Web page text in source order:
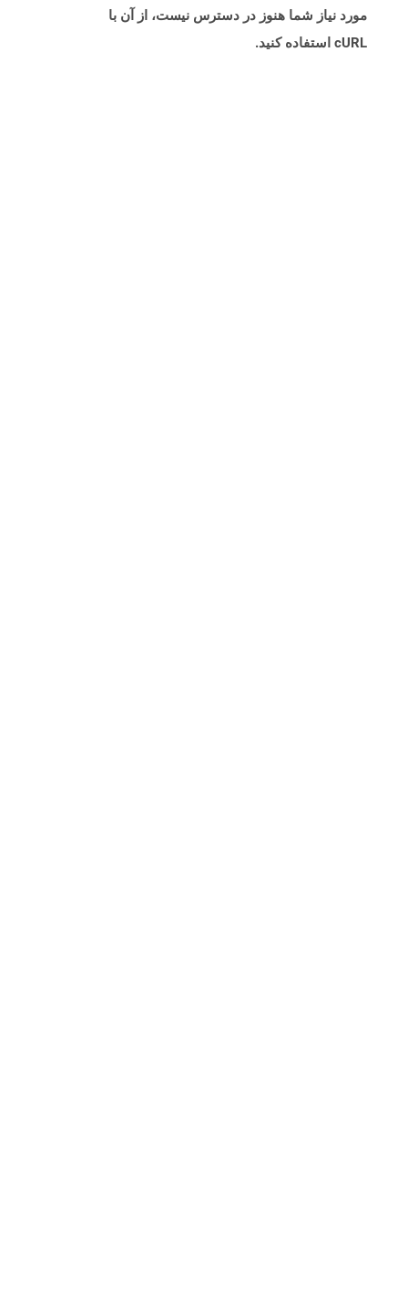
مورد نیاز شما هنوز در دسترس نیست، از آن با
cURL استفاده کنید.